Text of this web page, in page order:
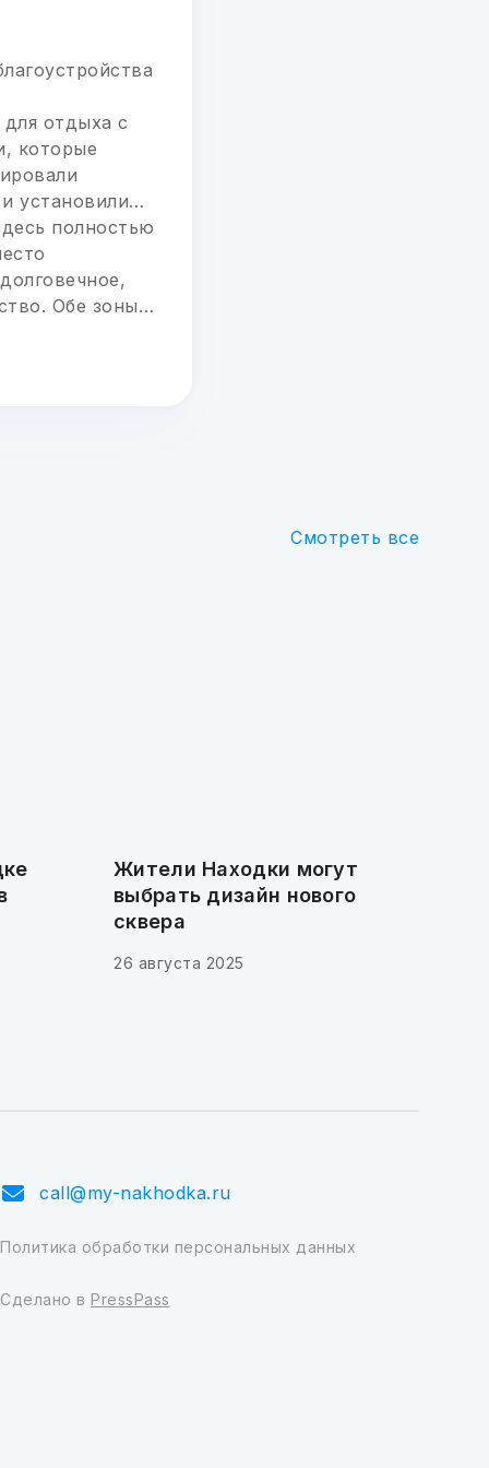
отдыха с
которые
установили
полностью
Обе зоны
Смотреть все
Жители Находки могут
выбрать дизайн нового
сквера
26 августа 2025
call@my-nakhodka.ru
Политика обработки персональных данных
Сделано в PressPass